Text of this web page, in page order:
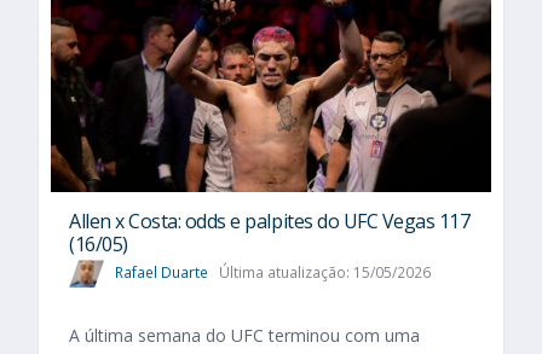
Allen x Costa: odds e palpites do UFC Vegas 117
(16/05)
Rafael Duarte Última atualização: 15/05/2026
A última semana do UFC terminou com uma